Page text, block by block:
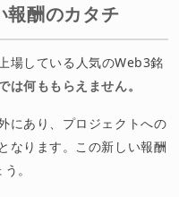
報酬のカタチ
場している人気のWeb3銘
は何ももらえません。
にあり、プロジェクトへの
なります。この新しい報酬
。